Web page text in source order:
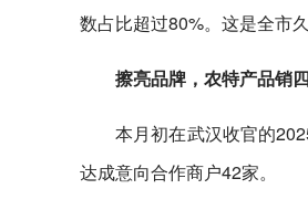
数占比超过80%。这是全市
擦亮品牌，农特产品销
本月初在武汉收官的
达成意向合作商户42家。